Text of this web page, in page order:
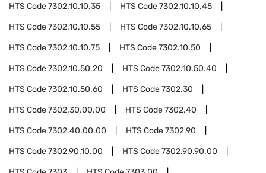
HTS Code7302.10.10.35 HTS Code7302.10.10.45
HTS Code7302.10.10.55 HTS Code7302.10.10.65
HTS Code7302.10.10.75 HTS Code7302.10.50
HTS Code7302.10.50.20 HTS Code7302.10.50.40
HTS Code7302.10.50.60 HTS Code7302.30
HTS Code7302.30.00.00 HTS Code7302.40
HTS Code7302.40.00.00 HTS Code7302.90
HTS Code7302.90.10.00 HTS Code7302.90.90.00